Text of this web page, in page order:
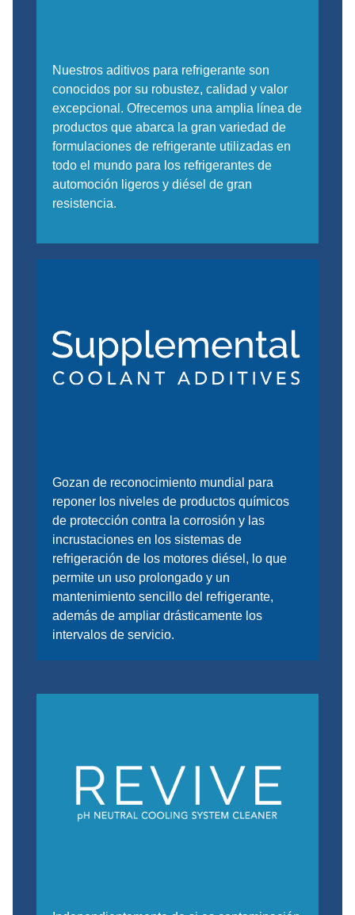
Nuestros aditivos para refrigerante son
conocidos por su robustez, calidad y valor
excepcional. Ofrecemos una amplia línea de
productos que abarca la gran variedad de
formulaciones de refrigerante utilizadas en
todo el mundo para los refrigerantes de
automoción ligeros y diésel de gran
resistencia.
Gozan de reconocimiento mundial para
reponer los niveles de productos químicos
de protección contra la corrosión y las
incrustaciones en los sistemas de
refrigeración de los motores diésel, lo que
permite un uso prolongado y un
mantenimiento sencillo del refrigerante,
además de ampliar drásticamente los
intervalos de servicio.